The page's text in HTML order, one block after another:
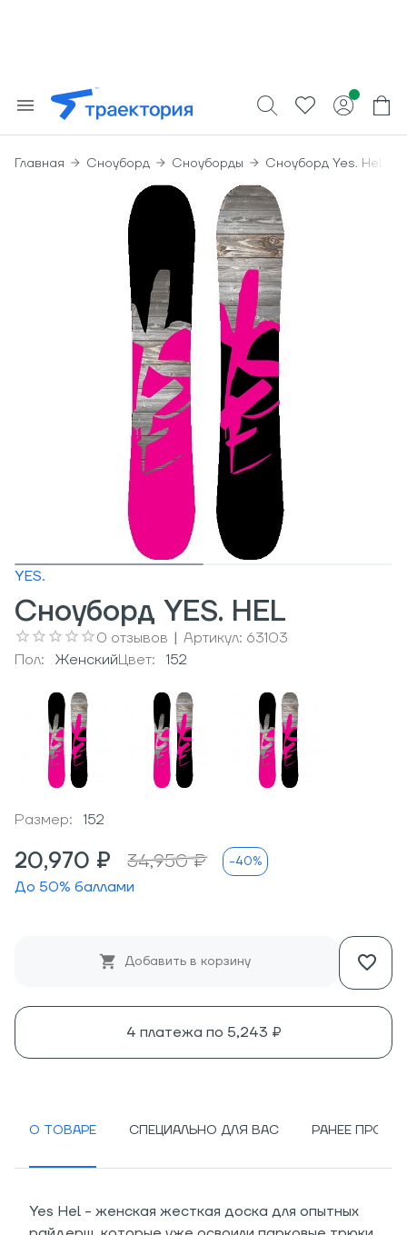
Главная Сноуборд Сноуборды Сноуборд Yes. Hel
YES.
Сноуборд YES. HEL
0 отзывов | Артикул: 63103
Пол:
ЖенскийЦвет: 152
Размер: 152
20,970 ₽ 34,950 ₽ -40%
До 50% баллами
Добавить в корзину
4 платежа по 5,243 ₽
О ТОВАРЕ СПЕЦИАЛЬНО ДЛЯ ВАС РАНЕЕ
Yes Hel - женская жесткая доска для опытных